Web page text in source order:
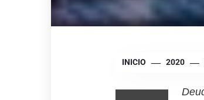
INICIO 2020